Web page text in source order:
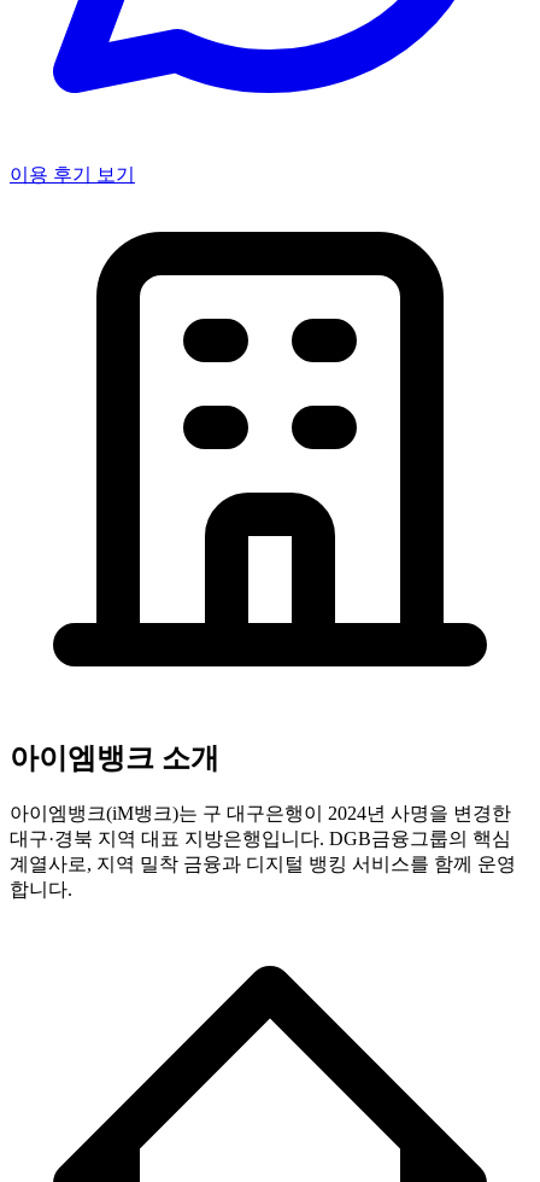
이용 후기 보기
아이엠뱅크 소개
아이엠뱅크(iM뱅크)는 구 대구은행이 2024년 사명을 변경한
대구·경북 지역 대표 지방은행입니다. DGB금융그룹의 핵심
계열사로, 지역 밀착 금융과 디지털 뱅킹 서비스를 함께 운영
합니다.